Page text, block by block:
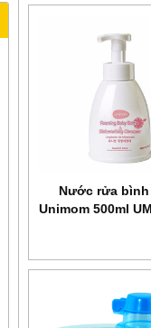
Nước rửa
Unimom 500ml